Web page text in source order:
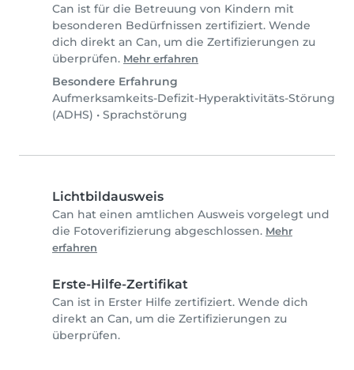
Can ist für die Betreuung von Kindern mit
besonderen Bedürfnissen zertifiziert. Wende
dich direkt an Can, um die Zertifizierungen zu
überprüfen. Mehr erfahren
Besondere Erfahrung
Aufmerksamkeits-Defizit-Hyperaktivitäts-Störung
(ADHS) • Sprachstörung
Lichtbildausweis
Can hat einen amtlichen Ausweis vorgelegt und
die Fotoverifizierung abgeschlossen. Mehr
erfahren
Erste-Hilfe-Zertifikat
Can ist in Erster Hilfe zertifiziert. Wende dich
direkt an Can, um die Zertifizierungen zu
überprüfen.